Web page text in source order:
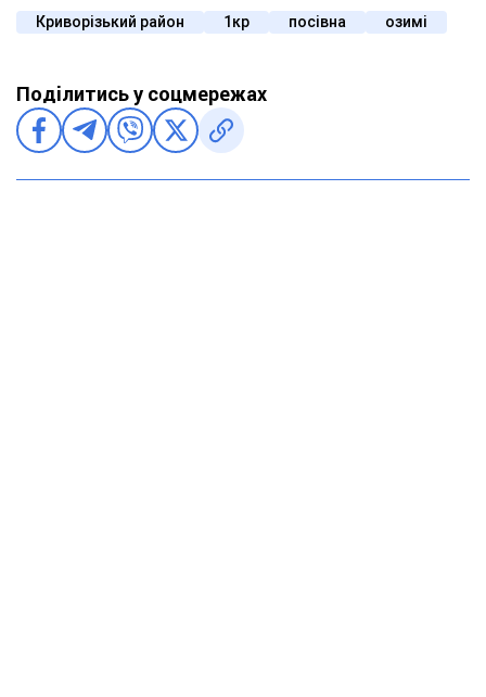
Криворізький район 1кр посівна озимі
Поділитись у соцмережах